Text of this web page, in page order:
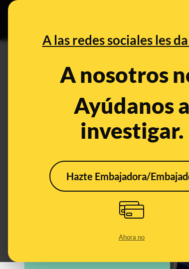
A las redes sociales les
A nosotros
Ayúdanos a
investigar.
Hazte Embajadora/
Ahora no
Cómo testó Pfizer sus
qué se sabe sobre su
coronavirus